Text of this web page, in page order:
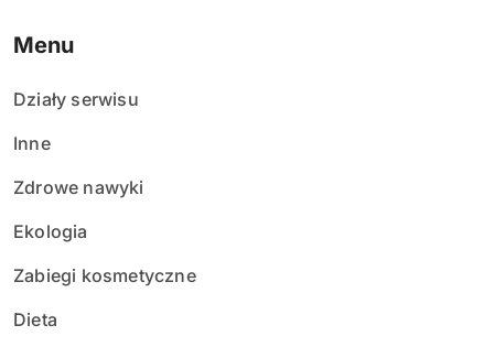
Menu
Działy serwisu
Inne
Zdrowe nawyki
Ekologia
Zabiegi kosmetyczne
Dieta